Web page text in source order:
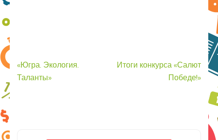
Навигация
по
«Югра. Экология.
Таланты»
Итоги конкурса «Салют
Победе!»